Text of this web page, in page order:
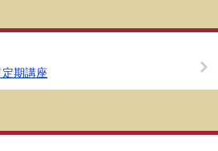
期講座